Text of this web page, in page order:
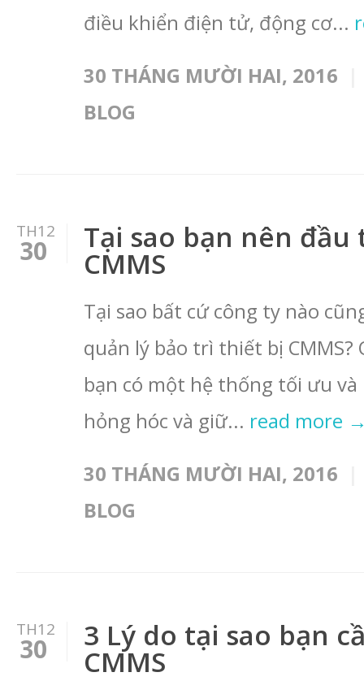
điều khiển điện tử, động cơ...
30 THÁNG MƯỜI HAI, 2016
BLOG
TH12
30 Tại sao bạn nên
CMMS
Tại sao bất cứ công ty nào
quản lý bảo trì thiết bị
bạn có một hệ thống tối ưu
hỏng hóc và giữ... read more
30 THÁNG MƯỜI HAI, 2016
BLOG
TH12
30 3 Lý do tại sao bạn
CMMS